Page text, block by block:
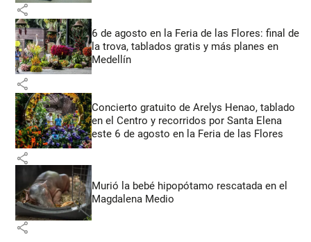
share
6 de agosto en la Feria de las Flores: final de
la trova, tablados gratis y más planes en
Medellín
share
Concierto gratuito de Arelys Henao, tablado
en el Centro y recorridos por Santa Elena
este 6 de agosto en la Feria de las Flores
share
Murió la bebé hipopótamo rescatada en el
Magdalena Medio
share